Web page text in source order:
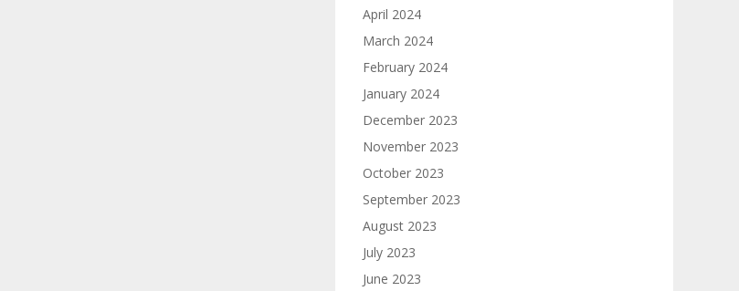
April 2024
March 2024
February 2024
January 2024
December 2023
November 2023
October 2023
September 2023
August 2023
July 2023
June 2023